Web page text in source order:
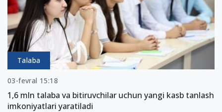
Talaba
03-fevral 15:18
1,6 mln talaba va bitiruvchilar uchun yangi kasb tanlash
imkoniyatlari yaratiladi